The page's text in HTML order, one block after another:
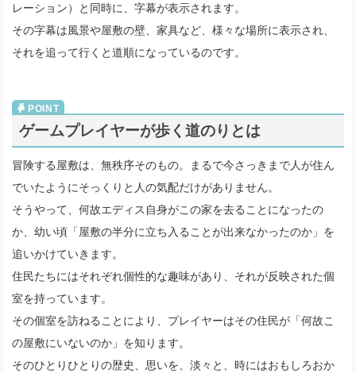
レーション）と同時に、字幕が表示されます。
その字幕は風景や屋敷の壁、家具など、様々な場所に表示され、
それを追って行くと道順になっているのです。
ゲームプレイヤーが歩く道のりとは
冒険する屋敷は、無秩序そのもの。まるで今さっきまで人が住ん
でいたようにそっくりと人の気配だけがありません。
そうやって、何故エディス自身がこの家を去ることになったの
か、幼い頃「屋敷の半分に立ち入ることが出来なかったのか」を
追いかけていきます。
住民たちにはそれぞれ個性的な趣味があり、それが反映された個
室を持っています。
その個室を訪ねることにより、プレイヤーはその住民が「何故こ
の屋敷にいないのか」を知ります。
そのひとりひとりの歴史、思いを、淡々と、時にはおもしろおか